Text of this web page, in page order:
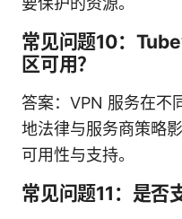
常见问题10：
区可用？
答案：VPN 服务在不
地法律与服务商策略
可用性与支持。
常见问题11：是否